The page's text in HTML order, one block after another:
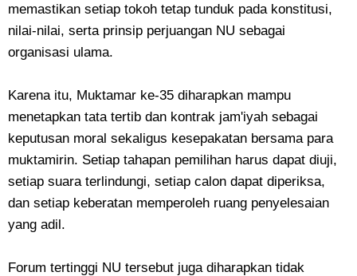
memastikan setiap tokoh tetap tunduk pada konstitusi,
nilai-nilai, serta prinsip perjuangan NU sebagai
organisasi ulama.
Karena itu, Muktamar ke-35 diharapkan mampu
menetapkan tata tertib dan kontrak jam'iyah sebagai
keputusan moral sekaligus kesepakatan bersama para
muktamirin. Setiap tahapan pemilihan harus dapat diuji,
setiap suara terlindungi, setiap calon dapat diperiksa,
dan setiap keberatan memperoleh ruang penyelesaian
yang adil.
Forum tertinggi NU tersebut juga diharapkan tidak